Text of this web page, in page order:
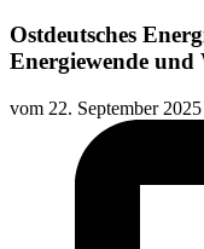
Ostdeutsches
Energiewende
vom 22. September 2025